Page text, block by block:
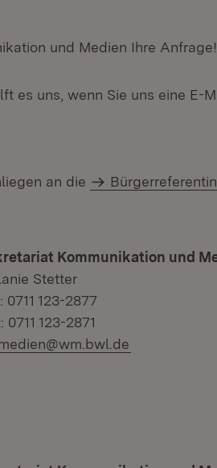
und Medien Ihre Anfrage!
es uns, wenn Sie uns eine E-
an die
Kommunikation und
Stetter
0711 123-2877
0711 123-2871
Mail: